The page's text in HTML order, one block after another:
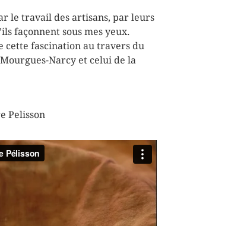
le travail des artisans, par leurs
façonnent sous mes yeux.
cette fascination au travers du
Narcy et celui de la
Pelisson